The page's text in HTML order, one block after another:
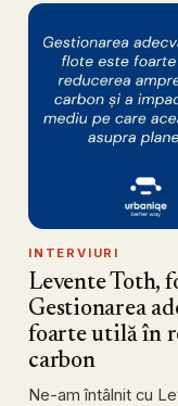
INTERVIURI
Levente Toth,
Gestionarea
foarte utilă în
carbon
Ne-am întâlnit cu